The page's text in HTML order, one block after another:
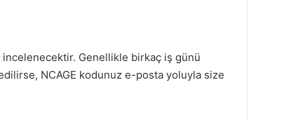
Genellikle birkaç iş günü
NCAGE kodunuz e-posta yoluyla size